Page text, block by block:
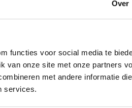
Over
functies voor social media te
van onze site met onze partners
met andere informatie
services.